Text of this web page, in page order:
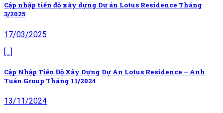
Cập nhập tiến độ xây dựng Dự án Lotus Residence Tháng
3/2025
17/03/2025
[...]
Cập Nhập Tiến Độ Xây Dựng Dự Án Lotus Residence – Anh
Tuấn Group Tháng 11/2024
13/11/2024